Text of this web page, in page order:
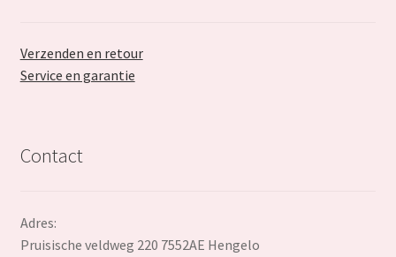
Verzenden en retour
Service en garantie
Contact
Adres:
Pruisische veldweg 220 7552AE Hengelo